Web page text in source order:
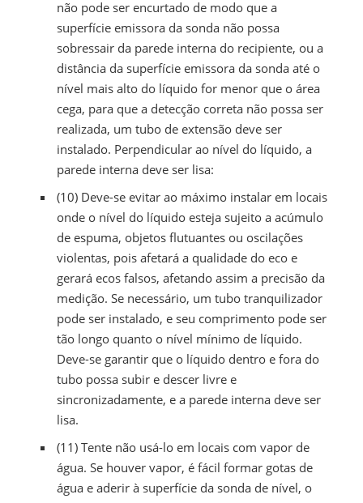
não pode ser encurtado de modo que a
superfície emissora da sonda não possa
sobressair da parede interna do recipiente, ou a
distância da superfície emissora da sonda até o
nível mais alto do líquido for menor que o área
cega, para que a detecção correta não possa ser
realizada, um tubo de extensão deve ser
instalado. Perpendicular ao nível do líquido, a
parede interna deve ser lisa:
(10) Deve-se evitar ao máximo instalar em locais
onde o nível do líquido esteja sujeito a acúmulo
de espuma, objetos flutuantes ou oscilações
violentas, pois afetará a qualidade do eco e
gerará ecos falsos, afetando assim a precisão da
medição. Se necessário, um tubo tranquilizador
pode ser instalado, e seu comprimento pode ser
tão longo quanto o nível mínimo de líquido.
Deve-se garantir que o líquido dentro e fora do
tubo possa subir e descer livre e
sincronizadamente, e a parede interna deve ser
lisa.
(11) Tente não usá-lo em locais com vapor de
água. Se houver vapor, é fácil formar gotas de
água e aderir à superfície da sonda de nível, o